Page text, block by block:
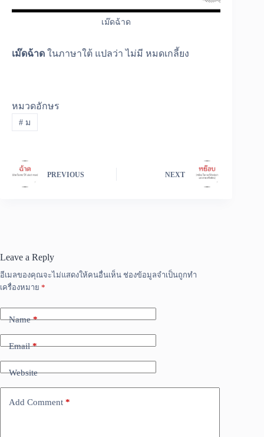
เม๊ดฉ้าด
เม๊ดฉ้าด ในภาษาใต้ แปลว่า ไม่มี หมดเกลี้ยง
หมวดอักษร
#ม
PREVIOUS NEXT
Leave a Reply
อีเมลของคุณจะไม่แสดงให้คนอื่นเห็น ช่องข้อมูลจำเป็นถูกทำ
เครื่องหมาย *
Name*
Email*
Website
Add Comment *